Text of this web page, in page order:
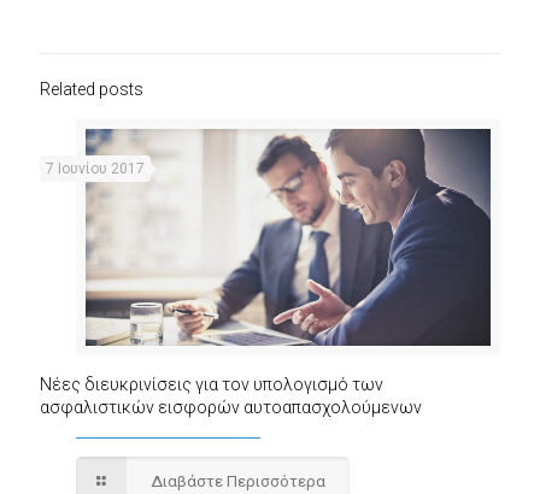
Related posts
7 Ιουνίου 2017
Νέες διευκρινίσεις για τον υπολογισμό των
ασφαλιστικών εισφορών αυτοαπασχολούμενων
Διαβάστε Περισσότερα